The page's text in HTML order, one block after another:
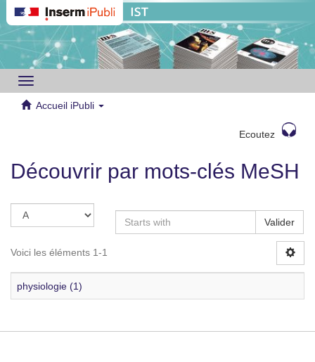
Toggle
navigation
Accueil iPubli
Ecoutez
Découvrir par mots-clés MeSH
Valider
Voici les éléments 1-1
physiologie (1)